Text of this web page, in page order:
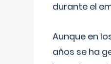
durante el
Aunque en
años se ha